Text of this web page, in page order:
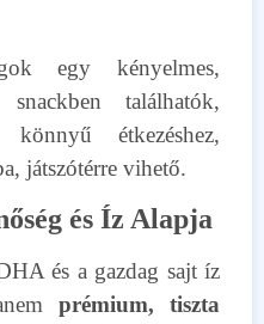
egy kényelmes,
találhatók,
étkezéshez,
játszótérre vihető.
és Íz Alapja
és a gazdag sajt íz
prémium, tiszta